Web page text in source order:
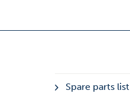
Spare parts